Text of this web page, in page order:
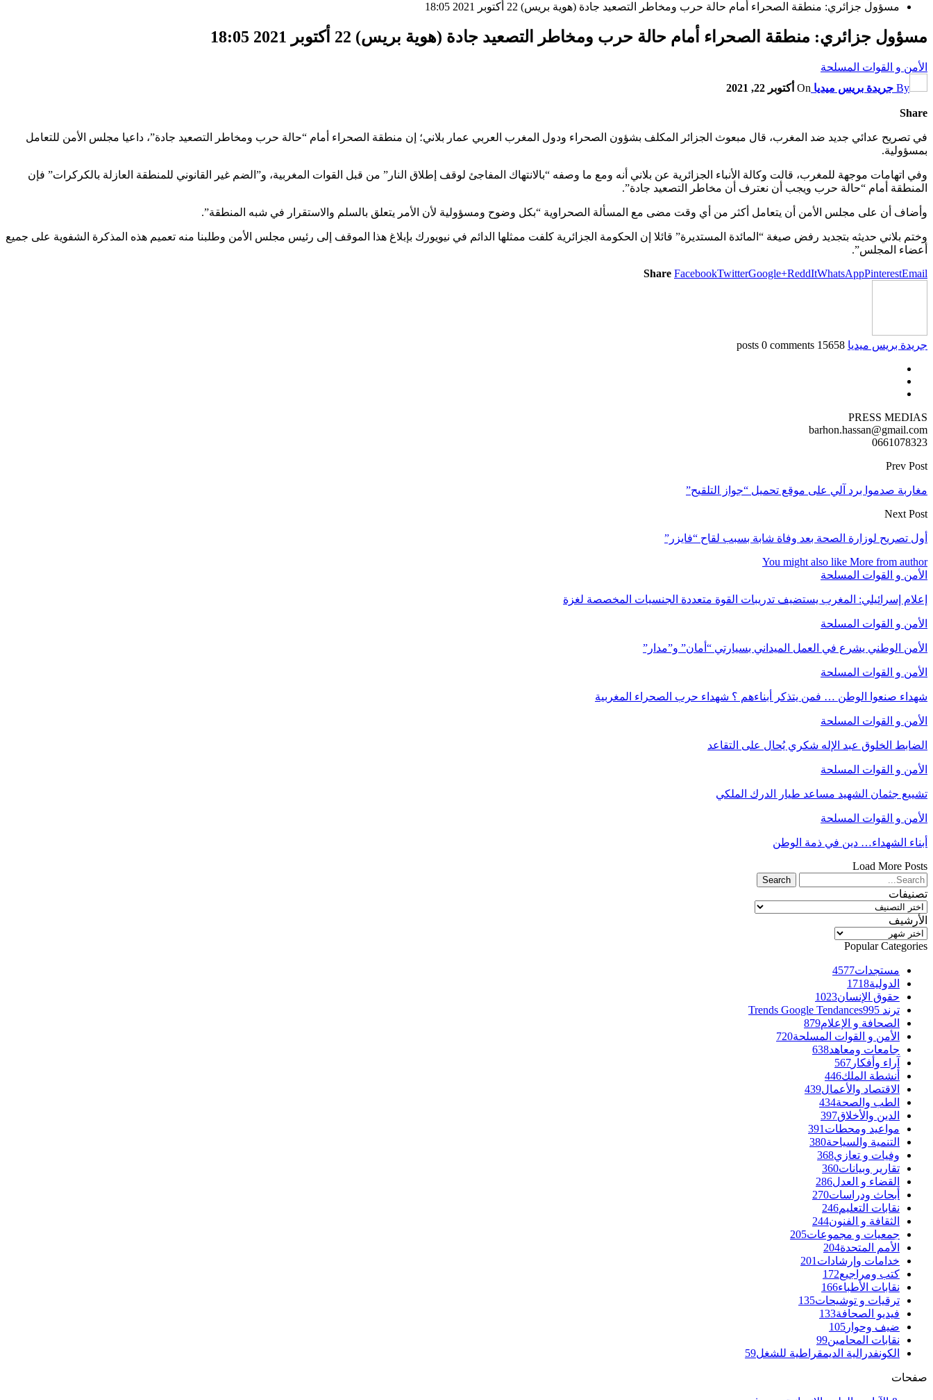
مسؤول جزائري: منطقة الصحراء أمام حالة حرب ومخاطر التصعيد جادة (هوية بريس) 22 أكتوبر 2021 18:05
مسؤول جزائري: منطقة الصحراء أمام حالة حرب ومخاطر التصعيد جادة (هوية بريس) 22 أكتوبر 2021 18:05
الأمن و القوات المسلحة
By جريدة بريس ميديا On أكتوبر 22, 2021
Share
في تصريح عدائي جديد ضد المغرب، قال مبعوث الجزائر المكلف بشؤون الصحراء ودول المغرب العربي عمار بلاني؛ إن منطقة الصحراء أمام “حالة حرب ومخاطر التصعيد جادة”، داعيا مجلس الأمن للتعامل
بمسؤولية.
وفي اتهامات موجهة للمغرب، قالت وكالة الأنباء الجزائرية عن بلاني أنه ومع ما وصفه “بالانتهاك المفاجئ لوقف إطلاق النار” من قبل القوات المغربية، و”الضم غير القانوني للمنطقة العازلة بالكركرات” فإن
المنطقة أمام “حالة حرب ويجب أن نعترف أن مخاطر التصعيد جادة”.
وأضاف أن على مجلس الأمن أن يتعامل أكثر من أي وقت مضى مع المسألة الصحراوية “بكل وضوح ومسؤولية لأن الأمر يتعلق بالسلم والاستقرار في شبه المنطقة”.
وختم بلاني حديثه بتجديد رفض صيغة “المائدة المستديرة” قائلا إن الحكومة الجزائرية كلفت ممثلها الدائم في نيويورك بإبلاغ هذا الموقف إلى رئيس مجلس الأمن وطلبنا منه تعميم هذه المذكرة الشفوية على جميع
أعضاء المجلس”.
Share FacebookTwitterGoogle+ReddItWhatsAppPinterestEmail
جريدة بريس ميديا 15658 posts
0 comments
PRESS MEDIAS
barhon.hassan@gmail.com
0661078323
Prev Post
مغاربة صدموا برد آلي على موقع تحميل “جواز التلقيح”
Next Post
أول تصريح لوزارة الصحة بعد وفاة شابة بسبب لقاح “فايزر”
You might also like More from author
الأمن و القوات المسلحة
إعلام إسرائيلي: المغرب يستضيف تدريبات القوة متعددة الجنسيات المخصصة لغزة
الأمن و القوات المسلحة
الأمن الوطني يشرع في العمل الميداني بسيارتي “أمان” و”مدار”
الأمن و القوات المسلحة
شهداء صنعوا الوطن … فمن يتذكر أبناءهم ؟ شهداء حرب الصحراء المغربية
الأمن و القوات المسلحة
الضابط الخلوق عبد الإله شكري يُحال على التقاعد
الأمن و القوات المسلحة
تشييع جثمان الشهيد مساعد طيار الدرك الملكي
الأمن و القوات المسلحة
أبناء الشهداء… دين في ذمة الوطن
Load More Posts
تصنيفات
تصنيفات
الأرشيف
الأرشيف
Popular Categories
مستجدات4577
الدولية1718
حقوق الإنسان1023
ترند Trends Google Tendances 995
الصحافة و الإعلام879
الأمن و القوات المسلحة720
جامعات ومعاهد638
آراء وأفكار 567
أنشطة الملك446
الاقتصاد والأعمال439
الطب والصحة434
الدين والأخلاق397
مواعيد ومحطات 391
التنمية والسياحة380
وفيات و تعازي368
تقارير وبيانات360
القضاء و العدل286
أبحاث ودراسات270
نقابات التعليم246
الثقافة و الفنون244
جمعيات و مجموعات205
الأمم المتحدة204
خدامات وإرشادات 201
كتب ومراجيع172
نقابات الأطباء166
ترقيات و توشيحات135
فيديو الصحافة133
ضيف وحوار 105
نقابات المحامين99
الكونفدرالية الديمقراطية للشغل59
صفحات